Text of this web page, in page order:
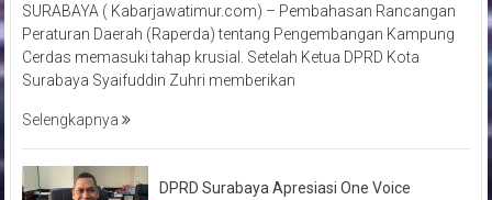
SURABAYA ( Kabarjawatimur.com) – Pembahasan Rancangan
Peraturan Daerah (Raperda) tentang Pengembangan Kampung
Cerdas memasuki tahap krusial. Setelah Ketua DPRD Kota
Surabaya Syaifuddin Zuhri memberikan
Selengkapnya
DPRD Surabaya Apresiasi One Voice